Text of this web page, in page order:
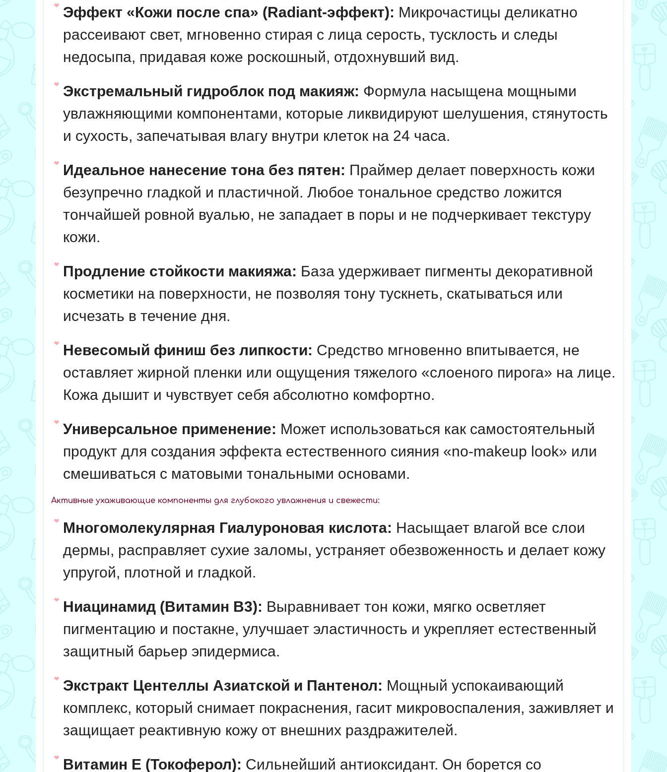
Эффект «Кожи после спа» (Radiant-эффект): Микрочастицы деликатно
рассеивают свет, мгновенно стирая с лица серость, тусклость и следы
недосыпа, придавая коже роскошный, отдохнувший вид.
Экстремальный гидроблок под макияж: Формула насыщена мощными
увлажняющими компонентами, которые ликвидируют шелушения, стянутость
и сухость, запечатывая влагу внутри клеток на 24 часа.
Идеальное нанесение тона без пятен: Праймер делает поверхность кожи
безупречно гладкой и пластичной. Любое тональное средство ложится
тончайшей ровной вуалью, не западает в поры и не подчеркивает текстуру
кожи.
Продление стойкости макияжа: База удерживает пигменты декоративной
косметики на поверхности, не позволяя тону тускнеть, скатываться или
исчезать в течение дня.
Невесомый финиш без липкости: Средство мгновенно впитывается, не
оставляет жирной пленки или ощущения тяжелого «слоеного пирога» на лице.
Кожа дышит и чувствует себя абсолютно комфортно.
Универсальное применение: Может использоваться как самостоятельный
продукт для создания эффекта естественного сияния «no-makeup look» или
смешиваться с матовыми тональными основами.
Активные ухаживающие компоненты для глубокого увлажнения и свежести:
Многомолекулярная Гиалуроновая кислота: Насыщает влагой все слои
дермы, расправляет сухие заломы, устраняет обезвоженность и делает кожу
упругой, плотной и гладкой.
Ниацинамид (Витамин B3): Выравнивает тон кожи, мягко осветляет
пигментацию и постакне, улучшает эластичность и укрепляет естественный
защитный барьер эпидермиса.
Экстракт Центеллы Азиатской и Пантенол: Мощный успокаивающий
комплекс, который снимает покраснения, гасит микровоспаления, заживляет и
защищает реактивную кожу от внешних раздражителей.
Витамин Е (Токоферол): Сильнейший антиоксидант. Он борется со